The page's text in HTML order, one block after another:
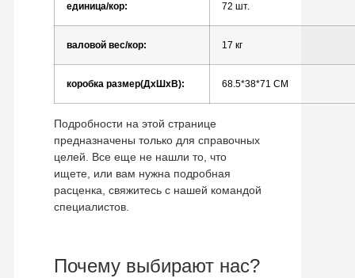
единица/кор: 72 шт.
валовой вес/кор: 17 кг
коробка размер(ДхШхВ): 68.5*38*71 СМ
Подробности на этой странице
предназначены только для справочных
целей. Все еще не нашли то, что
ищете, или вам нужна подробная
расценка, свяжитесь с нашей командой
специалистов.
Почему выбирают нас?